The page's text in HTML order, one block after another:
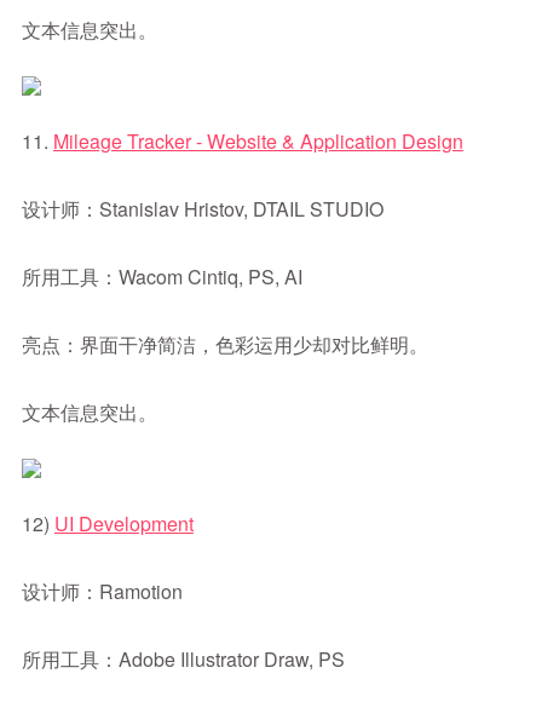
文本信息突出。
11. Mileage Tracker - Website & Application Design
设计师：Stanislav Hristov, DTAIL STUDIO
所用工具：Wacom Cintiq, PS, AI
亮点：界面干净简洁，色彩运用少却对比鲜明。
文本信息突出。
12) UI Development
设计师：Ramotion
所用工具：Adobe Illustrator Draw, PS